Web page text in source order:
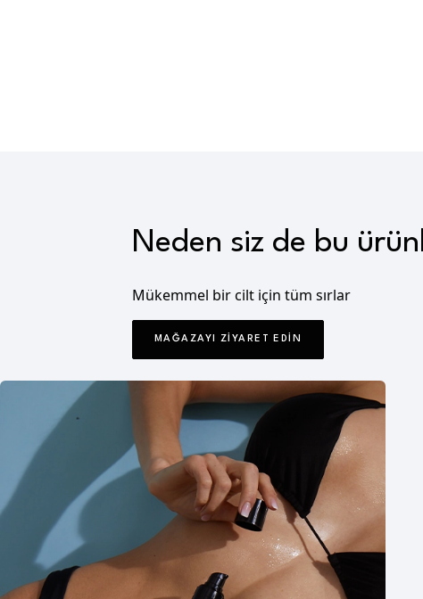
Neden siz de bu
Mükemmel bir cilt için tüm sırlar
MAĞAZAYI ZIYARET EDIN